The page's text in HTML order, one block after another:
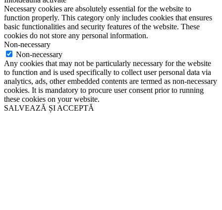
Necessary cookies are absolutely essential for the website to
function properly. This category only includes cookies that ensures
basic functionalities and security features of the website. These
cookies do not store any personal information.
Non-necessary
Non-necessary
Any cookies that may not be particularly necessary for the website
to function and is used specifically to collect user personal data via
analytics, ads, other embedded contents are termed as non-necessary
cookies. It is mandatory to procure user consent prior to running
these cookies on your website.
SALVEAZĂ ȘI ACCEPTĂ